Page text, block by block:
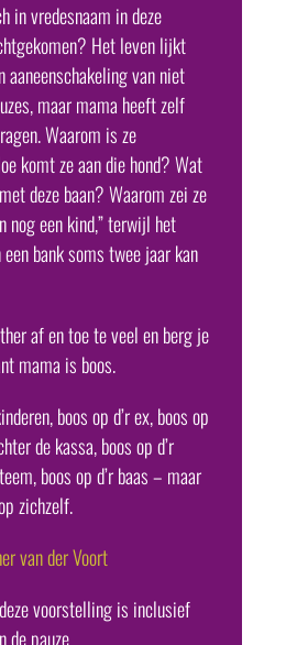
in vredesnaam in deze
Het leven lijkt
aaneenschakeling van niet
maar mama heeft zelf
Waarom is ze
komt ze aan die hond? Wat
deze baan? Waarom zei ze
nog een kind,” terwijl het
bank soms twee jaar kan
af en toe te veel en berg je
mama is boos.
boos op d’r ex, boos op
de kassa, boos op d’r
boos op d’r baas – maar
zichzelf.
van der Voort
voorstelling is inclusief
de pauze.